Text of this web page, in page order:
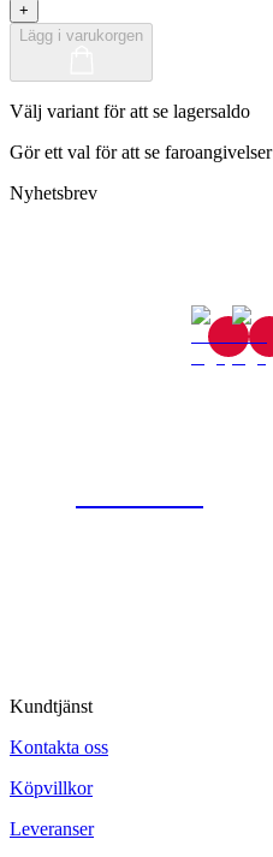
+
Lägg i varukorgen
Välj variant för att se lagersaldo
Gör ett val för att se faroangivelser
Nyhetsbrev
Kundtjänst
Kontakta oss
Köpvillkor
Leveranser